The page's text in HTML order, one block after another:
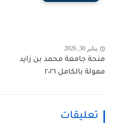
يناير 30, 2026
منحة جامعة محمد بن زايد
ممولة بالكامل ٢٠٢٦
تعليقات